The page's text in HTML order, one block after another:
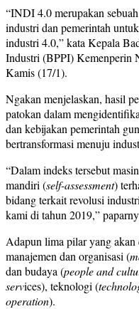
“INDI 4.0 merupakan
industri dan pemerintah
industri 4.0,”kata Kepala
Industri (BPPI)Kemenperin
Kamis (17/1).
Ngakan menjelaskan, hasil
patokan dalam
dan kebijakan pemerintah
bertransformasi menuju
“Dalam indeks tersebut
mandiri (self-assessment)
bidang terkait revolusi
kami di tahun 2019,”
Adapun lima pilar yang
manajemen dan organisasi (
dan budaya (people and
services), teknologi (
operation).